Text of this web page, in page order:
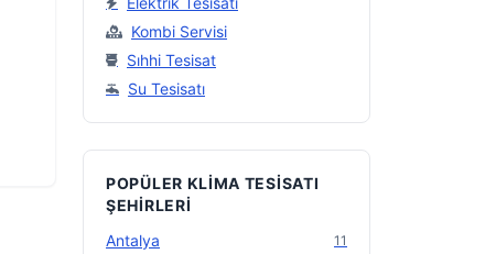
Kombi Servisi
Sıhhi Tesisat
Su Tesisatı
POPÜLER KLIMA TESISATI
ŞEHIRLERI
Antalya
11